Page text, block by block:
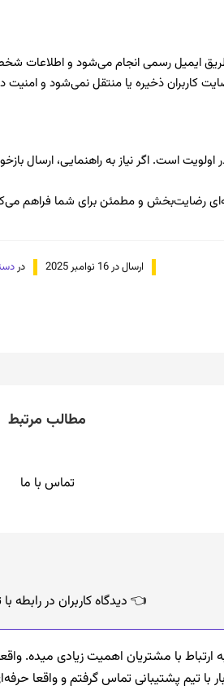
طریق ایمیل رسمی انجام می‌شود و اطلاعات
ذخیره یا منتقل نمی‌شود و امنیت
اولویت است. اگر نیاز به راهنمایی، ارسال
رضایت‌بخش و مطمئن برای شما فراهم
ارسال در 16 نوامبر 2025 در
مطالب مرتبط
تماس با ما
👈 دیدگاه کاربران در رابطه
با مشتریان اهمیت زیادی میده.
با تیم پشتیبانی تماس گرفتم و واقعا